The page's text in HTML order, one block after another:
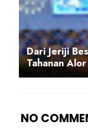
Dari Jeriji
Tahanan
NO